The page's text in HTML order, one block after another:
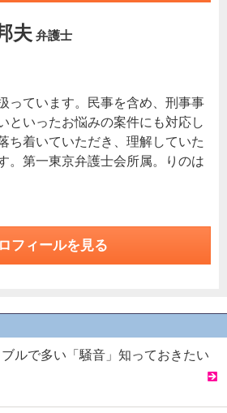
夫 弁護士
っています。民事を含め、刑事事
といったお悩みの案件にも対応し
ち着いていただき、理解していた
。第一東京弁護士会所属。りのは
フィールを見る
ルで多い「騒音」知っておきたい